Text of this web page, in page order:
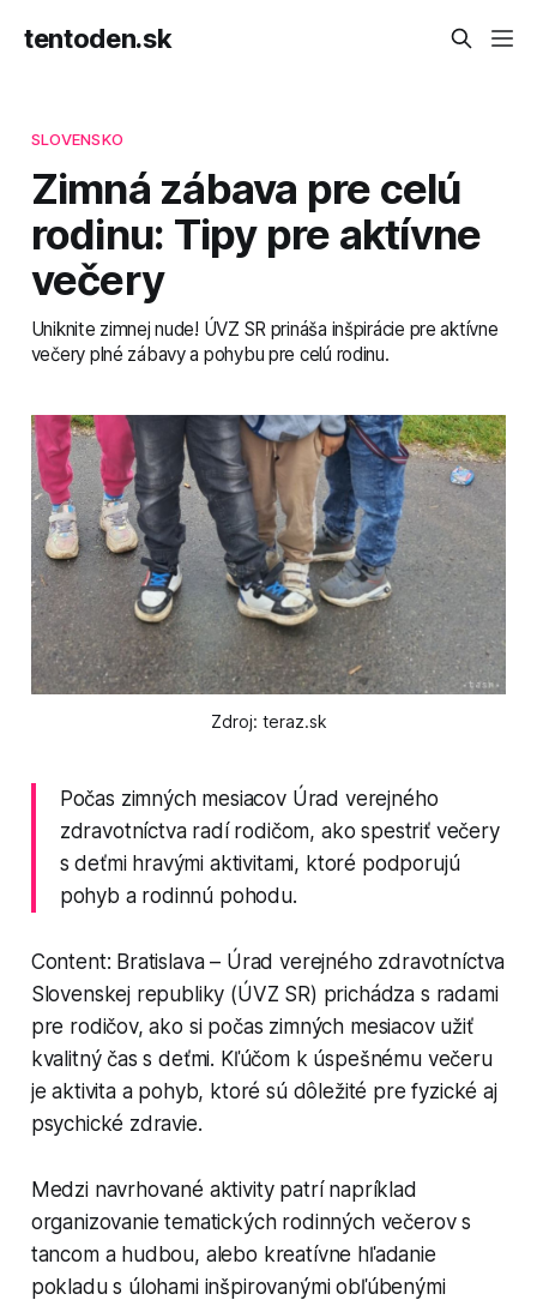
tentoden.sk
SLOVENSKO
Zimná zábava pre celú
rodinu: Tipy pre aktívne
večery
Uniknite zimnej nude! ÚVZ SR prináša inšpirácie pre aktívne
večery plné zábavy a pohybu pre celú rodinu.
Zdroj: teraz.sk
Počas zimných mesiacov Úrad verejného
zdravotníctva radí rodičom, ako spestriť večery
s deťmi hravými aktivitami, ktoré podporujú
pohyb a rodinnú pohodu.
Content: Bratislava – Úrad verejného zdravotníctva
Slovenskej republiky (ÚVZ SR) prichádza s radami
pre rodičov, ako si počas zimných mesiacov užiť
kvalitný čas s deťmi. Kľúčom k úspešnému večeru
je aktivita a pohyb, ktoré sú dôležité pre fyzické aj
psychické zdravie.
Medzi navrhované aktivity patrí napríklad
organizovanie tematických rodinných večerov s
tancom a hudbou, alebo kreatívne hľadanie
pokladu s úlohami inšpirovanými obľúbenými